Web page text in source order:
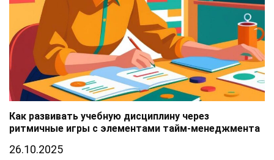
Как развивать учебную дисциплину через
ритмичные игры с элементами тайм-менеджмента
26.10.2025